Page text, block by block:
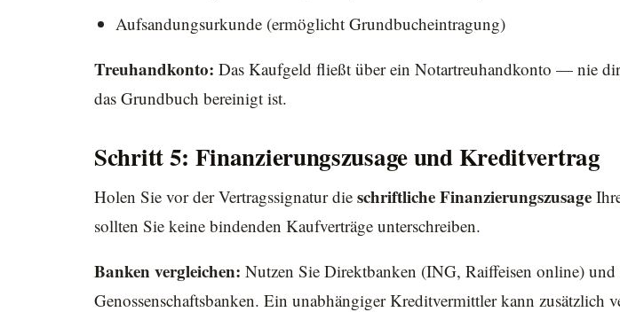
Aufsandungsurkunde (ermöglicht Grundbucheintragung)
Treuhandkonto: Das Kaufgeld fließt über ein Notartreuhandkonto — nie
das Grundbuch bereinigt ist.
Schritt 5: Finanzierungszusage und Kreditvertrag
Holen Sie vor der Vertragssignatur die schriftliche Finanzierungszusage
sollten Sie keine bindenden Kaufverträge unterschreiben.
Banken vergleichen: Nutzen Sie Direktbanken (ING, Raiffeisen online)
Genossenschaftsbanken. Ein unabhängiger Kreditvermittler kann zusätzlich